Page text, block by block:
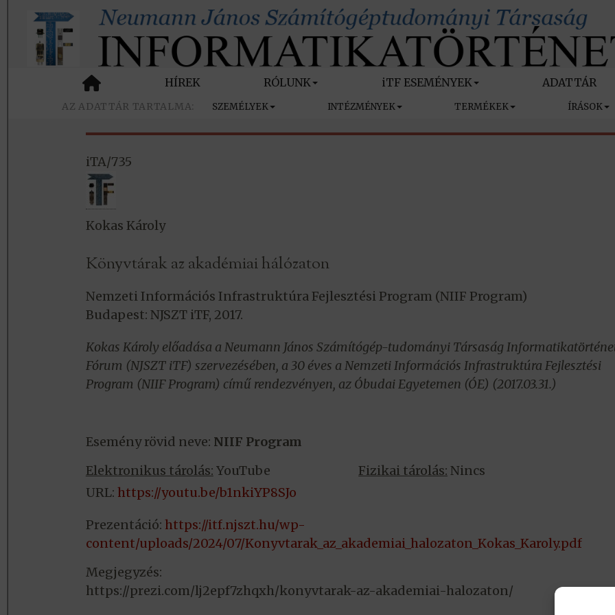
HÍREK RÓLUNK iTF ESEMÉNYEK ADATTÁR
SZEMÉLYEK INTÉZMÉNYEK TERMÉKEK ÍRÁSOK
iTA/735
Kokas Károly
Könyvtárak az akadémiai hálózaton
Nemzeti Információs Infrastruktúra Fejlesztési Program (NIIF Program)
Budapest: NJSZT iTF, 2017.
Kokas Károly előadása a Neumann János Számítógép-tudományi Társaság
Fórum (NJSZT iTF) szervezésében, a 30 éves a Nemzeti Információs Infrastruktúra Fejlesztési
Program (NIIF Program) című rendezvényen, az Óbudai Egyetemen (ÓE) (2017.03.31.)
Esemény rövid neve: NIIF Program
Elektronikus tárolás: YouTube
URL: https://youtu.be/b1nkiYP8SJo
Fizikai tárolás: Nincs
Prezentáció: https://itf.njszt.hu/wp-
content/uploads/2024/07/Konyvtarak_az_akademiai_halozaton_Kokas_Karoly.pdf
Megjegyzés:
https://prezi.com/lj2epf7zhqxh/konyvtarak-az-akademiai-halozaton/